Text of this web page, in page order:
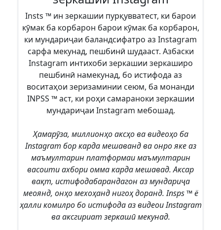
Insts ™ ин зеркашии пурқувватест, ки барои
кӯмак ба корбарон барои кӯмак ба корбарон,
ки мундариҷаи баландсифатро аз Instagram
сарфа мекунад, пешбинӣ шудааст. Азбаски
Instagram интихоби зеркашии зеркаширо
пешбинӣ намекунад, бо истифода аз
воситаҳои зеризаминии сеюм, ба монанди
INPSS ™ аст, ки роҳи самараноки зеркашии
мундариҷаи Instagram мебошад.
Ҳамарӯза, миллионҳо аксҳо ва видеоҳо ба
Instagram бор карда мешаванд ва онро яке аз
маъмултарин платформаи маъмултарин
васоити ахбори омма карда мешавад. Аксар
вақт, истифодабарандагон аз мундариҷа
меоянд, онҳо мехоҳанд нигоҳ доранд. Insps ™ ё
ҳалли комилро бо истифода аз видеои Instagram
ва аксгириат зеркашӣ мекунад.